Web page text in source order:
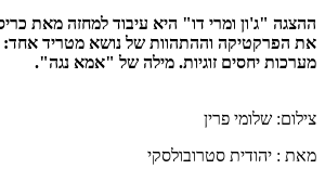
ההצגה "ג'ון ומרי דו" היא עיבוד למחזה מאת
את הפרקטיקה וההתהוות של נושא מטריד אחד:
מערכות יחסים זוגיות. מילה של "אמא נגה".
צילום: שלומי פרין
מאת : יהודית סטרובולסקי